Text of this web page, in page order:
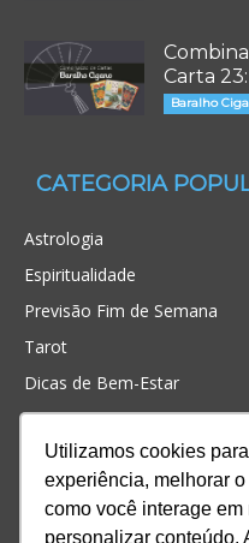
Utilizamos cookies
experiência, melhorar
como você interage em
personalizar conteúdo.
Carta
Baralho
CATEGORIA
Astrologia
Espiritualidade
Previsão Fim de Semana
Tarot
Dicas de Bem-Estar
Cristianismo
Simpatias
Significado dos sonhos